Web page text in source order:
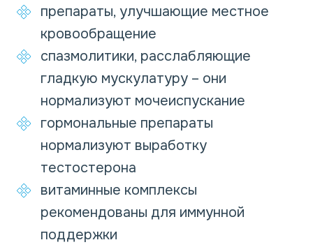
препараты, улучшающие местное
кровообращение
спазмолитики, расслабляющие
гладкую мускулатуру – они
нормализуют мочеиспускание
гормональные препараты
нормализуют выработку
тестостерона
витаминные комплексы
рекомендованы для иммунной
поддержки